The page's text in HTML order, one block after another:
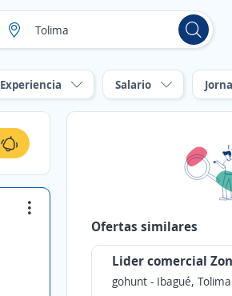
Experiencia Salario
Ofertas similares
Lider comercial
gohunt- Ibagué, Tolima